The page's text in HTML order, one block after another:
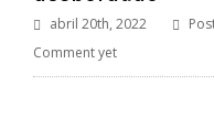
abril 20th, 2022
Comment yet